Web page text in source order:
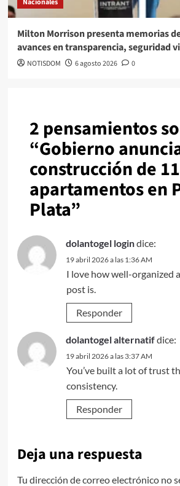
Milton Morrison presenta memorias
avances en transparencia, seguridad
NOTISDOM 6 agosto 2026 0
2 pensamientos
“Gobierno
construcción de
apartamentos en
Plata”
dolantogel logindice:
19 abril 2026 a las 1:36 AM
I love how well-organized
post is.
Responder
dolantogel alternatifdice:
19 abril 2026 a las 3:37 AM
You’ve built a lot of trust
consistency.
Responder
Deja una respuesta
Tu dirección de correo electrónico no